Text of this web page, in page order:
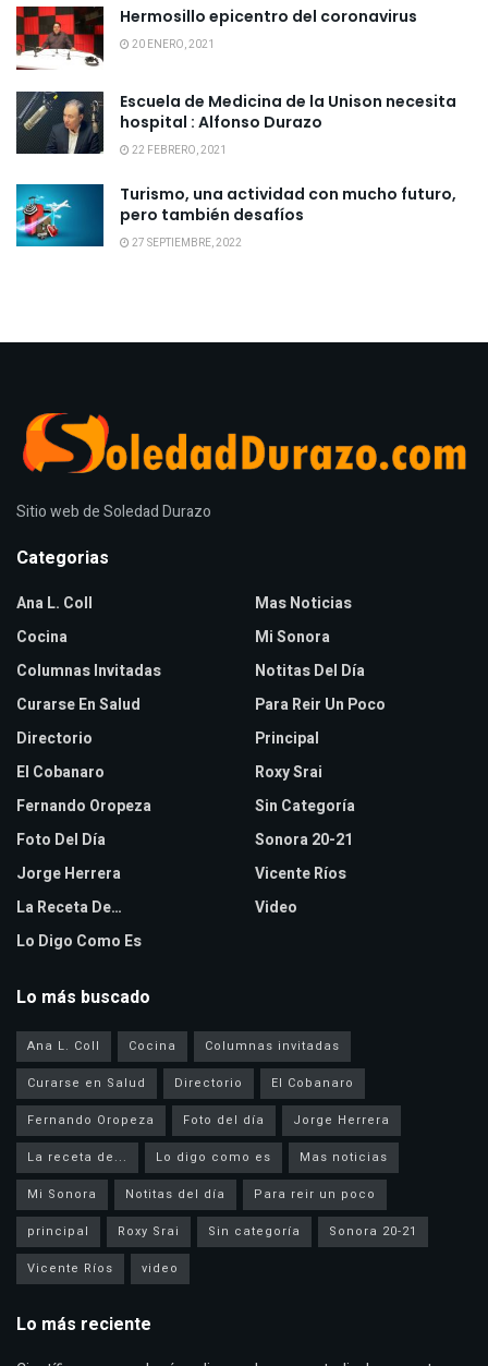
Hermosillo epicentro del coronavirus
20 ENERO, 2021
Escuela de Medicina de la Unison necesita
hospital : Alfonso Durazo
22 FEBRERO, 2021
Turismo, una actividad con mucho futuro,
pero también desafíos
27 SEPTIEMBRE, 2022
Sitio web de Soledad Durazo
Categorias
Ana L. Coll
Cocina
Columnas Invitadas
Curarse En Salud
Directorio
El Cobanaro
Fernando Oropeza
Foto Del Día
Jorge Herrera
La Receta De…
Lo Digo Como Es
Mas Noticias
Mi Sonora
Notitas Del Día
Para Reir Un Poco
Principal
Roxy Srai
Sin Categoría
Sonora 20-21
Vicente Ríos
Video
Lo más buscado
Ana L. Coll Cocina
Columnas invitadas
Curarse en Salud
Directorio
El Cobanaro
Fernando Oropeza
Foto del día
Jorge Herrera
La receta de...
Lo digo como es
Mas noticias
Mi Sonora
Notitas del día
Para reir un poco
principal
Roxy Srai Sin categoría
Sonora 20-21
Vicente Ríos
video
Lo más reciente